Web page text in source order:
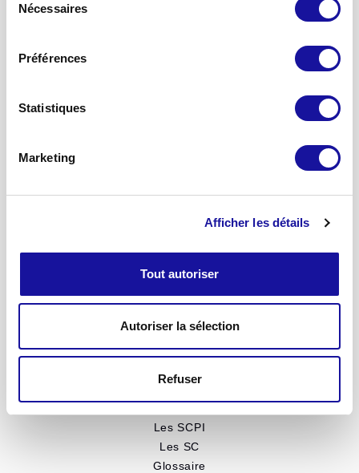
Nécessaires
Préférences
Statistiques
Marketing
Afficher les détails
Tout autoriser
Autoriser la sélection
Refuser
SCPI Elialys
SC Advenis Immo Capital
Notre patrimoine
Toutes nos solutions
Simulateur d'investissement
Les SCPI
Les SC
Glossaire